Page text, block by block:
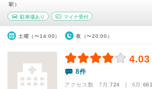
駅）
駐車場あり マイナ受付
土曜（〜14:00） 夜（〜20:00）
4.03
8件
アクセス数 7月:724 | 6月:661